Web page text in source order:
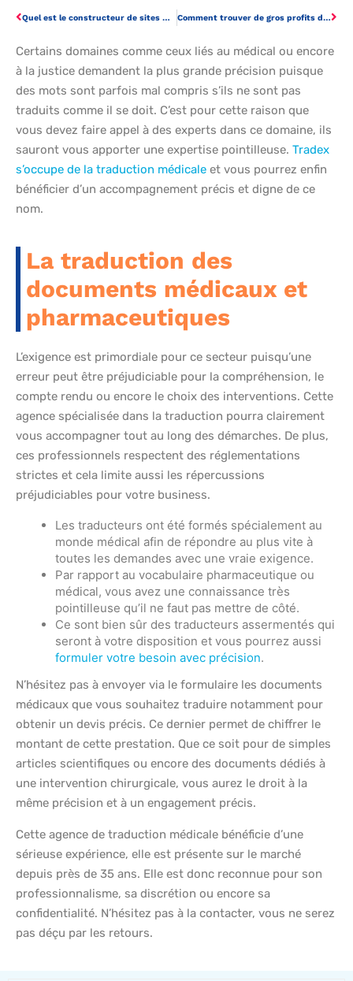
Quel est le constructeur de sites Web préféré des petites entreprises ? Comment trouver de gros profits dans vos comptes de résultat ?
Certains domaines comme ceux liés au médical ou encore
à la justice demandent la plus grande précision puisque
des mots sont parfois mal compris s’ils ne sont pas
traduits comme il se doit. C’est pour cette raison que
vous devez faire appel à des experts dans ce domaine, ils
sauront vous apporter une expertise pointilleuse. Tradex
s’occupe de la traduction médicale et vous pourrez enfin
bénéficier d’un accompagnement précis et digne de ce
nom.
La traduction des
documents médicaux et
pharmaceutiques
L’exigence est primordiale pour ce secteur puisqu’une
erreur peut être préjudiciable pour la compréhension, le
compte rendu ou encore le choix des interventions. Cette
agence spécialisée dans la traduction pourra clairement
vous accompagner tout au long des démarches. De plus,
ces professionnels respectent des réglementations
strictes et cela limite aussi les répercussions
préjudiciables pour votre business.
Les traducteurs ont été formés spécialement au
monde médical afin de répondre au plus vite à
toutes les demandes avec une vraie exigence.
Par rapport au vocabulaire pharmaceutique ou
médical, vous avez une connaissance très
pointilleuse qu’il ne faut pas mettre de côté.
Ce sont bien sûr des traducteurs assermentés qui
seront à votre disposition et vous pourrez aussi
formuler votre besoin avec précision.
N’hésitez pas à envoyer via le formulaire les documents
médicaux que vous souhaitez traduire notamment pour
obtenir un devis précis. Ce dernier permet de chiffrer le
montant de cette prestation. Que ce soit pour de simples
articles scientifiques ou encore des documents dédiés à
une intervention chirurgicale, vous aurez le droit à la
même précision et à un engagement précis.
Cette agence de traduction médicale bénéficie d’une
sérieuse expérience, elle est présente sur le marché
depuis près de 35 ans. Elle est donc reconnue pour son
professionnalisme, sa discrétion ou encore sa
confidentialité. N’hésitez pas à la contacter, vous ne serez
pas déçu par les retours.